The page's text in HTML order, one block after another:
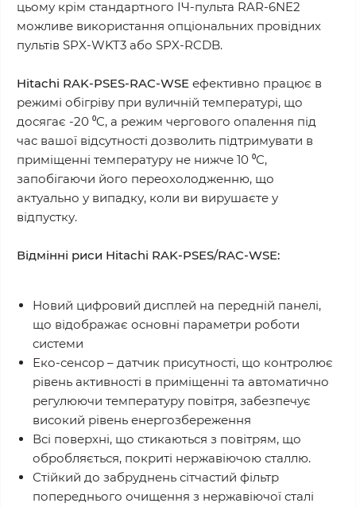
цьому крім стандартного ІЧ-пульта RAR-6NE2
можливе використання опціональних провідних
пультів SPX-WKT3 або SPX-RCDB.
Hitachi RAK-PSES-RAC-WSE ефективно працює в
режимі обігріву при вуличній температурі, що
досягає -20 ⁰C, а режим чергового опалення під
час вашої відсутності дозволить підтримувати в
приміщенні температуру не нижче 10 ⁰C,
запобігаючи його переохолодженню, що
актуально у випадку, коли ви вирушаєте у
відпустку.
Відмінні риси Hitachi RAK-PSES/RAC-WSE:
Новий цифровий дисплей на передній панелі,
що відображає основні параметри роботи
системи
Еко-сенсор – датчик присутності, що контролює
рівень активності в приміщенні та автоматично
регулюючи температуру повітря, забезпечує
високий рівень енергозбереження
Всі поверхні, що стикаються з повітрям, що
обробляється, покриті нержавіючою сталлю.
Стійкий до забруднень сітчастий фільтр
попереднього очищення з нержавіючої сталі